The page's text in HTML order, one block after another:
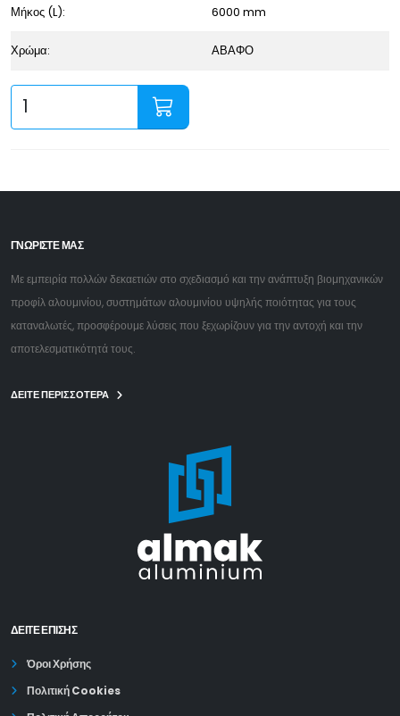
Μήκος (L): 6000 mm
Χρώμα: ΑΒΑΦΟ
ΓΝΩΡΙΣΤΕ ΜΑΣ
Με εμπειρία πολλών δεκαετιών στο σχεδιασμό και την ανάπτυξη βιομηχανικών
προφίλ αλουμινίου, συστημάτων αλουμινίου υψηλής ποιότητας για τους
καταναλωτές, προσφέρουμε λύσεις που ξεχωρίζουν για την αντοχή και την
αποτελεσματικότητά τους.
ΔΕΙΤΕ ΠΕΡΙΣΣΟΤΕΡΑ
ΔΕΊΤΕ ΕΠΙΣΗΣ
Όροι Χρήσης
Πολιτική Cookies